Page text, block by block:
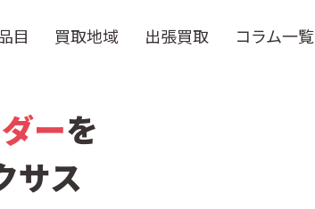
目 買取地域 出張買取 コラム一覧
ーを
サス